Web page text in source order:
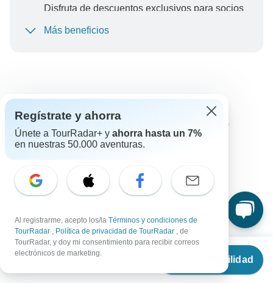
Desde €1,695
Ver disponibilidad
Disfruta de descuentos exclusivos para socios
Más beneficios
Lo que nuestros clientes
preguntan sobre este circuito
El contenido de nuestra sección de Preguntas frecuentes
está sujeto a cambios.
Tamaño
Regístrate y ahorra
Únete a TourRadar+ y ahorra hasta un 7%
en nuestras 50.000 aventuras.
Al registrarme, acepto los/la Términos y condiciones de
TourRadar , Política de privacidad de TourRadar , de
TourRadar, y doy mi consentimiento para recibir correos
electrónicos de marketing.